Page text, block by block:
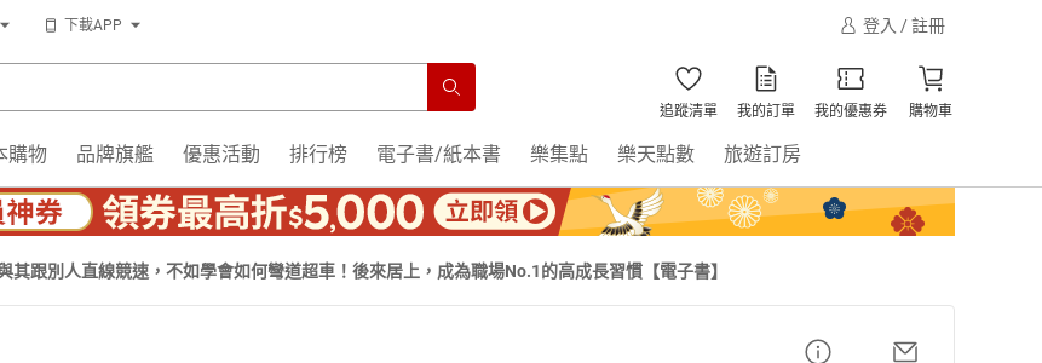
下載APP 登入 / 註冊
追蹤清單 我的訂單 我的優惠券 購物車
購物 品牌旗艦 優惠活動 排行榜 電子書/紙本書 樂集點 樂天點數 旅遊訂房
其跟別人直線競速，不如學會如何彎道超車！後來居上，成為職場No.1的高成長習慣【電子書】